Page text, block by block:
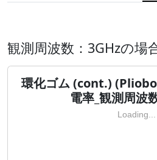
観測周波数：3GHzの場
環化ゴム (cont.)
電率_観測周波
Loading...